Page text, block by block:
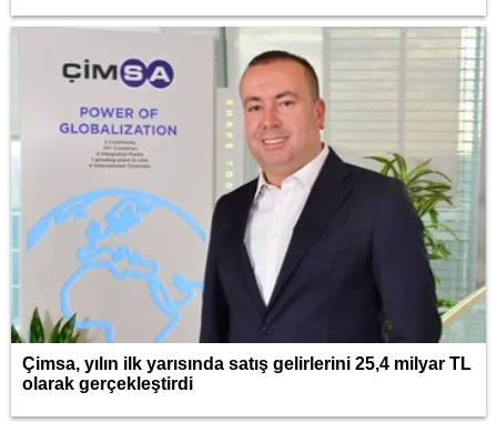
Çimsa, yılın ilk yarısında satış gelirlerini 25,4 milyar TL
olarak gerçekleştirdi